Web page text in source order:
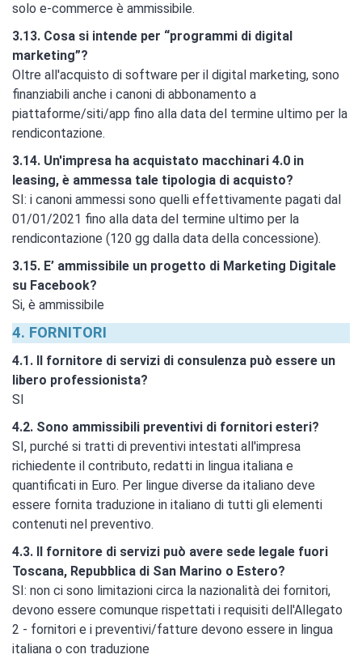
solo e-commerce è ammissibile.
3.13. Cosa si intende per “programmi di digital
marketing”?
Oltre all'acquisto di software per il digital marketing, sono
finanziabili anche i canoni di abbonamento a
piattaforme/siti/app fino alla data del termine ultimo per la
rendicontazione.
3.14. Un'impresa ha acquistato macchinari 4.0 in
leasing, è ammessa tale tipologia di acquisto?
SI: i canoni ammessi sono quelli effettivamente pagati dal
01/01/2021 fino alla data del termine ultimo per la
rendicontazione (120 gg dalla data della concessione).
3.15. E’ ammissibile un progetto di Marketing Digitale
su Facebook?
Si, è ammissibile
4. FORNITORI
4.1. Il fornitore di servizi di consulenza può essere un
libero professionista?
SI
4.2. Sono ammissibili preventivi di fornitori esteri?
SI, purché si tratti di preventivi intestati all'impresa
richiedente il contributo, redatti in lingua italiana e
quantificati in Euro. Per lingue diverse da italiano deve
essere fornita traduzione in italiano di tutti gli elementi
contenuti nel preventivo.
4.3. Il fornitore di servizi può avere sede legale fuori
Toscana, Repubblica di San Marino o Estero?
SI: non ci sono limitazioni circa la nazionalità dei fornitori,
devono essere comunque rispettati i requisiti dell'Allegato
2 - fornitori e i preventivi/fatture devono essere in lingua
italiana o con traduzione